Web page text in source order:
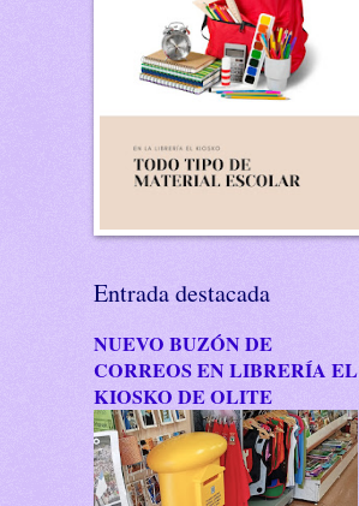
Entrada destacada
NUEVO BUZÓN DE
CORREOS EN LIBRERÍA EL
KIOSKO DE OLITE